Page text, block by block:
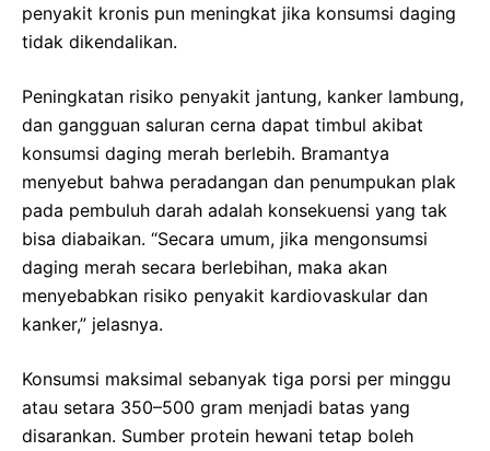
penyakit kronis pun meningkat jika konsumsi daging
tidak dikendalikan.
Peningkatan risiko penyakit jantung, kanker lambung,
dan gangguan saluran cerna dapat timbul akibat
konsumsi daging merah berlebih. Bramantya
menyebut bahwa peradangan dan penumpukan plak
pada pembuluh darah adalah konsekuensi yang tak
bisa diabaikan. “Secara umum, jika mengonsumsi
daging merah secara berlebihan, maka akan
menyebabkan risiko penyakit kardiovaskular dan
kanker,” jelasnya.
Konsumsi maksimal sebanyak tiga porsi per minggu
atau setara 350–500 gram menjadi batas yang
disarankan. Sumber protein hewani tetap boleh